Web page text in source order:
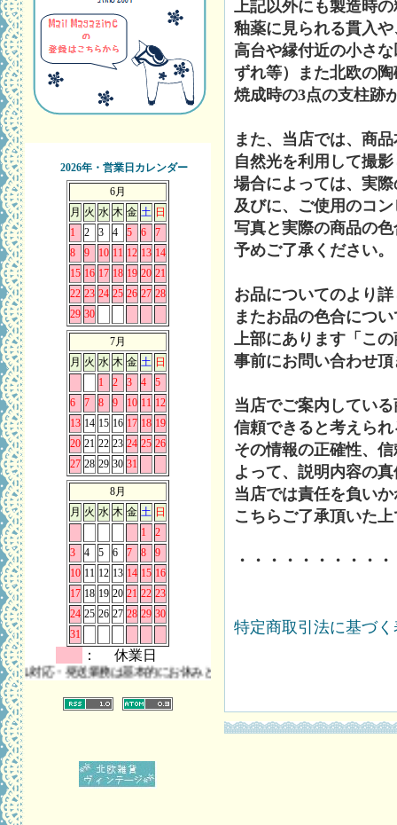
2026年・営業日カレンダー
6月
月 火 水 木 金 土 日
1
2 3 4 5 6
7
8
9 10 11 12 13 14
15 16 17 18 19 20 21
22 23 24 25 26 27 28
29 30
7月
月 火 水 木 金 土 日
1
2 3 4
5
6
7 8 9 10 11 12
13 14 15 16 17 18 19
20 21 22 23 24 25 26
27 28 29 30 31
8月
月 火 水 木 金 土 日
1
2
3
4 5 6 7 8
9
10 11 12 13 14 15 16
17 18 19 20 21 22 23
24 25 26 27 28 29 30
31
： 休業日
発送業務は基本的にお休みとさせていただきます。 また、お問い合わ
上記以外にも製造時
釉薬に見られる貫入
高台や縁付近の小さ
ずれ等）また北欧の
焼成時の3点の支柱跡
また、当店では、商
自然光を利用して撮
場合によっては、実
及びに、ご使用のコ
写真と実際の商品の
予めご了承ください。
お品についてのより
またお品の色合につ
上部にあります「こ
事前にお問い合わせ
当店でご案内してい
信頼できると考えら
その情報の正確性、
よって、説明内容の
当店では責任を負い
こちらご了承頂いた
・・・・・・・・・
特定商取引法に基づ